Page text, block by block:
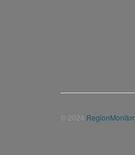
© 2024 RegionMonitor